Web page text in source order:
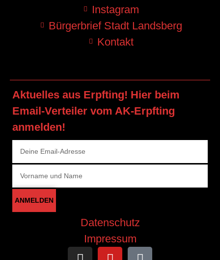
Instagram
Bürgerbrief Stadt Landsberg
Kontakt
Aktuelles aus Erpfting! Hier beim
Email-Verteiler vom AK-Erpfting
anmelden!
ANMELDEN
Datenschutz
Impressum